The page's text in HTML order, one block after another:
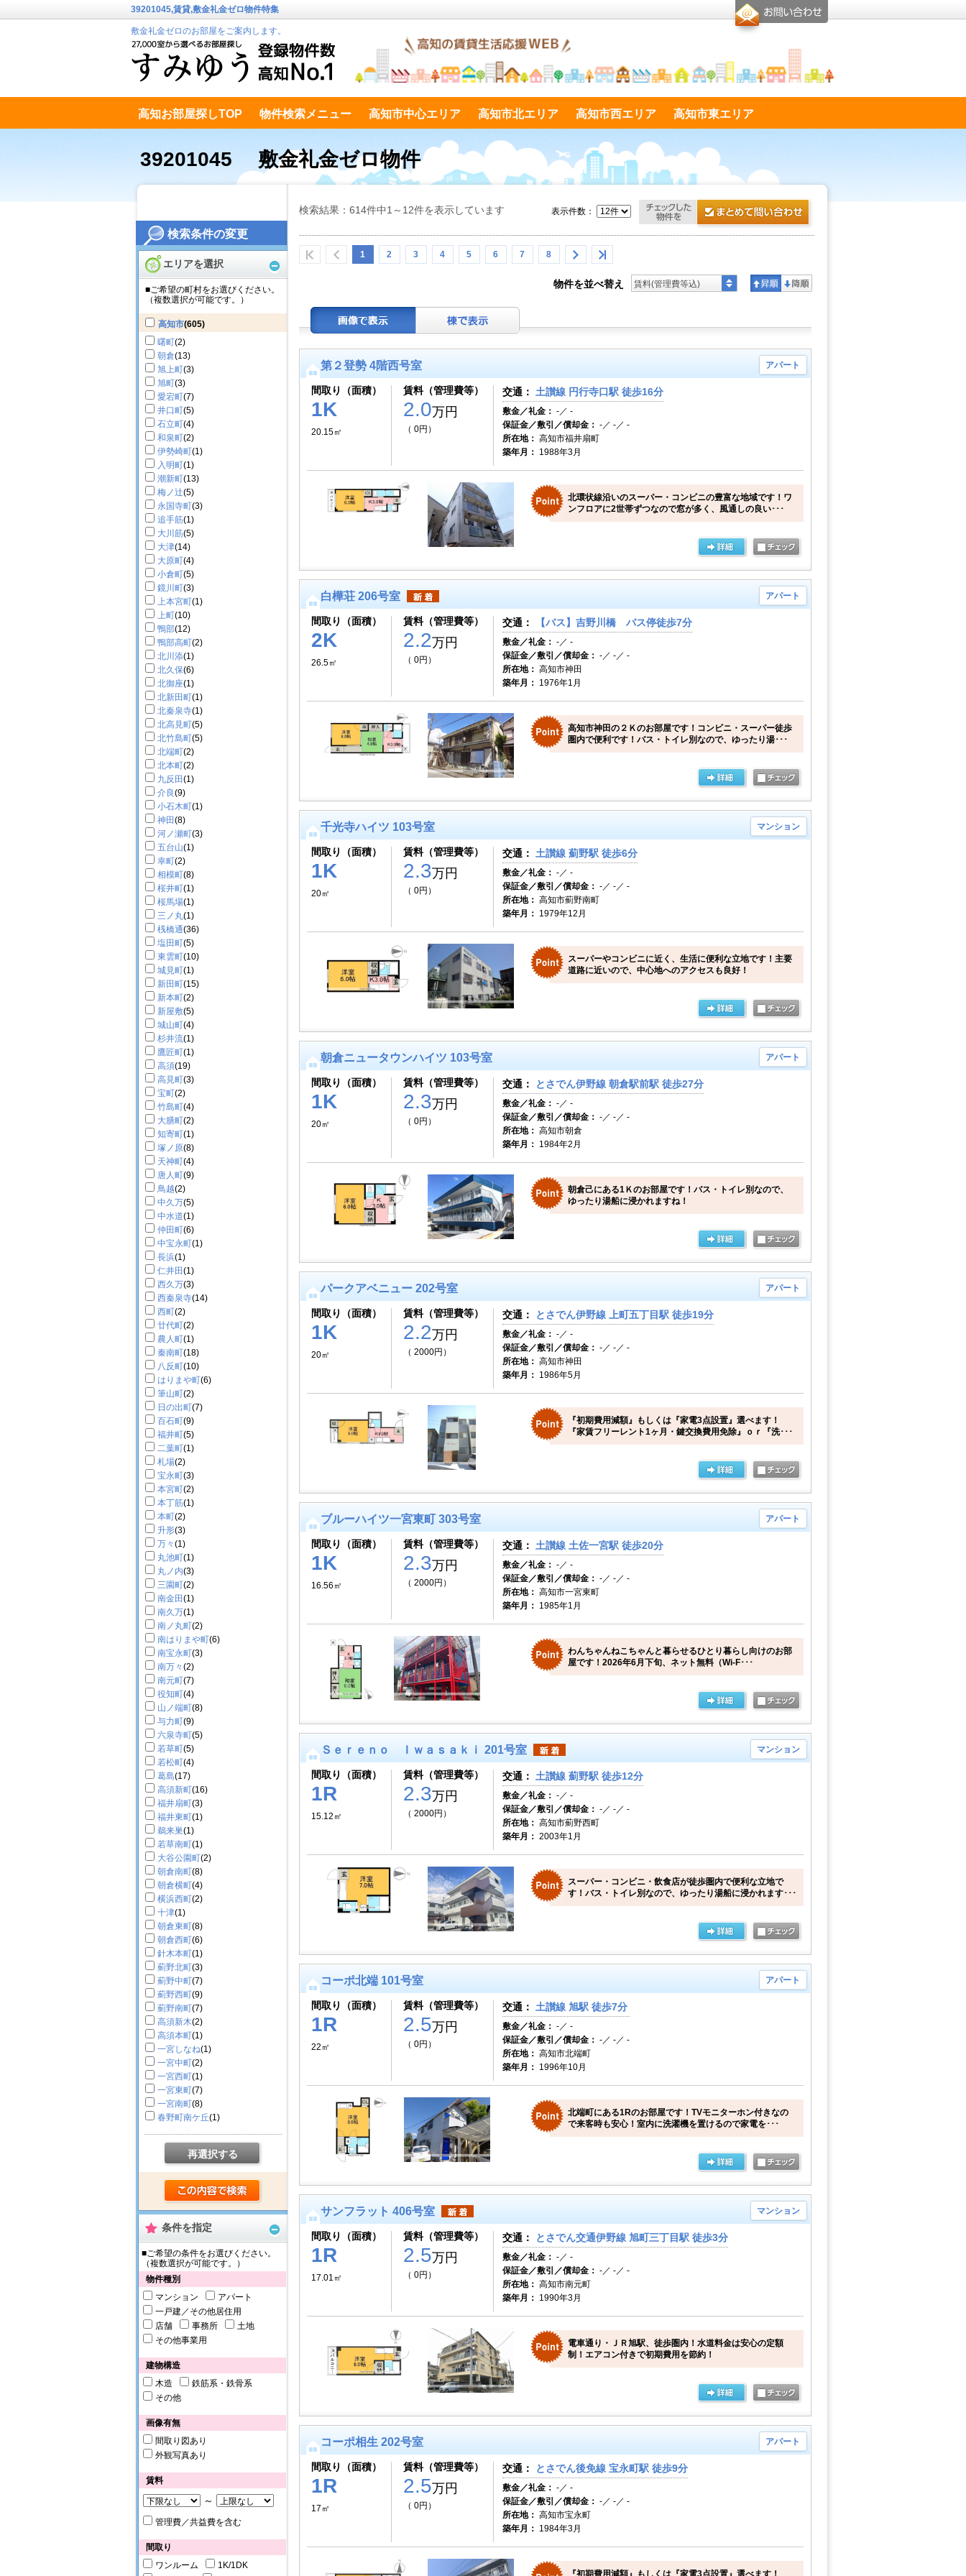
検索条件の変更
エリアを選択
■ご希望の町村をお選びください。
（複数選択が可能です。）
高知市(605)
曙町(2)
朝倉(13)
旭上町(3)
旭町(3)
愛宕町(7)
井口町(5)
石立町(4)
和泉町(2)
伊勢崎町(1)
入明町(1)
潮新町(13)
梅ノ辻(5)
永国寺町(3)
追手筋(1)
大川筋(5)
大津(14)
大原町(4)
小倉町(5)
鏡川町(3)
上本宮町(1)
上町(10)
鴨部(12)
鴨部高町(2)
北川添(1)
北久保(6)
北御座(1)
北新田町(1)
北秦泉寺(1)
北高見町(5)
北竹島町(5)
北端町(2)
北本町(2)
九反田(1)
介良(9)
小石木町(1)
神田(8)
河ノ瀬町(3)
五台山(1)
幸町(2)
相模町(8)
桜井町(1)
桜馬場(1)
三ノ丸(1)
桟橋通(36)
塩田町(5)
東雲町(10)
城見町(1)
新田町(15)
新本町(2)
新屋敷(5)
城山町(4)
杉井流(1)
鷹匠町(1)
高須(19)
高見町(3)
宝町(2)
竹島町(4)
大膳町(2)
知寄町(1)
塚ノ原(8)
天神町(4)
唐人町(9)
鳥越(2)
中久万(5)
中水道(1)
仲田町(6)
中宝永町(1)
長浜(1)
仁井田(1)
西久万(3)
西秦泉寺(14)
西町(2)
廿代町(2)
農人町(1)
秦南町(18)
八反町(10)
はりまや町(6)
筆山町(2)
日の出町(7)
百石町(9)
福井町(5)
二葉町(1)
札場(2)
宝永町(3)
本宮町(2)
本丁筋(1)
本町(2)
升形(3)
万々(1)
丸池町(1)
丸ノ内(3)
三園町(2)
南金田(1)
南久万(1)
南ノ丸町(2)
南はりまや町(6)
南宝永町(3)
南万々(2)
南元町(7)
役知町(4)
山ノ端町(8)
与力町(9)
六泉寺町(5)
若草町(5)
若松町(4)
葛島(17)
高須新町(16)
福井扇町(3)
福井東町(1)
鵜来巣(1)
若草南町(1)
大谷公園町(2)
朝倉南町(8)
朝倉横町(4)
横浜西町(2)
十津(1)
朝倉東町(8)
朝倉西町(6)
針木本町(1)
薊野北町(3)
薊野中町(7)
薊野西町(9)
薊野南町(7)
高須新木(2)
高須本町(1)
一宮しなね(1)
一宮中町(2)
一宮西町(1)
一宮東町(7)
一宮南町(8)
春野町南ケ丘(1)
再選択する
条件を指定
■ご希望の条件をお選びください。
（複数選択が可能です。）
物件種別
マンション
アパート
一戸建／その他居住用
店舗
事務所
土地
その他事業用
建物構造
木造
鉄筋系・鉄骨系
その他
画像有無
間取り図あり
外観写真あり
賃料
～
管理費／共益費を含む
間取り
ワンルーム
1K/1DK
39201045,賃貸,敷金礼金ゼロ物件特集
敷金礼金ゼロのお部屋をご案内します。
高知お部屋探しTOP 物件検索メニュー 高知市中心エリア 高知市北エリア 高知市西エリア 高知市東エリア
テキストデータ
39201045 敷金礼金ゼロ物件
検索結果：614件中1～12件を表示しています
1 2 3 4 5 6 7 8
表示件数：
物件を並べ替え 賃料(管理費等込)
第２登勢 4階西号室 アパート
間取り（面積）
1K
20.15㎡
賃料（管理費等）
2.0万円
（ 0円）
交通： 土讃線 円行寺口駅 徒歩16分
敷金／礼金： -／ -
保証金／敷引／償却金： -／ -／ -
所在地： 高知市福井扇町
築年月： 1988年3月
北環状線沿いのスーパー・コンビニの豊富な地域です！ワ
ンフロアに2世帯ずつなので窓が多く、風通しの良い･･･
白樺荘 206号室 アパート
間取り（面積）
2K
26.5㎡
賃料（管理費等）
2.2万円
（ 0円）
交通： 【バス】吉野川橋 バス停徒歩7分
敷金／礼金： -／ -
保証金／敷引／償却金： -／ -／ -
所在地： 高知市神田
築年月： 1976年1月
高知市神田の２Ｋのお部屋です！コンビニ・スーパー徒歩
圏内で便利です！バス・トイレ別なので、ゆったり湯･･･
千光寺ハイツ 103号室 マンション
間取り（面積）
1K
20㎡
賃料（管理費等）
2.3万円
（ 0円）
交通： 土讃線 薊野駅 徒歩6分
敷金／礼金： -／ -
保証金／敷引／償却金： -／ -／ -
所在地： 高知市薊野南町
築年月： 1979年12月
スーパーやコンビニに近く、生活に便利な立地です！主要
道路に近いので、中心地へのアクセスも良好！
朝倉ニュータウンハイツ 103号室 アパート
間取り（面積）
1K
20㎡
賃料（管理費等）
2.3万円
（ 0円）
交通： とさでん伊野線 朝倉駅前駅 徒歩27分
敷金／礼金： -／ -
保証金／敷引／償却金： -／ -／ -
所在地： 高知市朝倉
築年月： 1984年2月
朝倉己にある1Ｋのお部屋です！バス・トイレ別なので、
ゆったり湯船に浸かれますね！
パークアベニュー 202号室 アパート
間取り（面積）
1K
20㎡
賃料（管理費等）
2.2万円
（ 2000円）
交通： とさでん伊野線 上町五丁目駅 徒歩19分
敷金／礼金： -／ -
保証金／敷引／償却金： -／ -／ -
所在地： 高知市神田
築年月： 1986年5月
『初期費用減額』もしくは『家電3点設置』選べます！
『家賃フリーレント1ヶ月・鍵交換費用免除』ｏｒ『洗･･･
ブルーハイツ一宮東町 303号室 アパート
間取り（面積）
1K
16.56㎡
賃料（管理費等）
2.3万円
（ 2000円）
交通： 土讃線 土佐一宮駅 徒歩20分
敷金／礼金： -／ -
保証金／敷引／償却金： -／ -／ -
所在地： 高知市一宮東町
築年月： 1985年1月
わんちゃんねこちゃんと暮らせるひとり暮らし向けのお部
屋です！2026年6月下旬、ネット無料（Wi-F･･･
Ｓｅｒｅｎｏ Ｉｗａｓａｋｉ 201号室 マンション
間取り（面積）
1R
15.12㎡
賃料（管理費等）
2.3万円
（ 2000円）
交通： 土讃線 薊野駅 徒歩12分
敷金／礼金： -／ -
保証金／敷引／償却金： -／ -／ -
所在地： 高知市薊野西町
築年月： 2003年1月
スーパー・コンビニ・飲食店が徒歩圏内で便利な立地で
す！バス・トイレ別なので、ゆったり湯船に浸かれます･･･
コーポ北端 101号室 アパート
間取り（面積）
1R
22㎡
賃料（管理費等）
2.5万円
（ 0円）
交通： 土讃線 旭駅 徒歩7分
敷金／礼金： -／ -
保証金／敷引／償却金： -／ -／ -
所在地： 高知市北端町
築年月： 1996年10月
北端町にある1Rのお部屋です！TVモニターホン付きなの
で来客時も安心！室内に洗濯機を置けるので家電を･･･
サンフラット 406号室 マンション
間取り（面積）
1R
17.01㎡
賃料（管理費等）
2.5万円
（ 0円）
交通： とさでん交通伊野線 旭町三丁目駅 徒歩3分
敷金／礼金： -／ -
保証金／敷引／償却金： -／ -／ -
所在地： 高知市南元町
築年月： 1990年3月
電車通り・ＪＲ旭駅、徒歩圏内！水道料金は安心の定額
制！エアコン付きで初期費用を節約！
コーポ相生 202号室 アパート
間取り（面積）
1R
17㎡
賃料（管理費等）
2.5万円
（ 0円）
交通： とさでん後免線 宝永町駅 徒歩9分
敷金／礼金： -／ -
保証金／敷引／償却金： -／ -／ -
所在地： 高知市宝永町
築年月： 1984年3月
『初期費用減額』もしくは『家電3点設置』選べます！